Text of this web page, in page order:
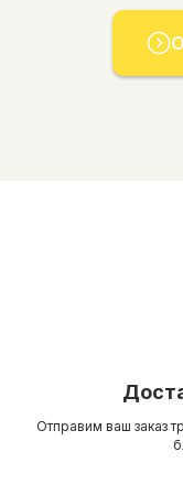
Отправим ваш заказ